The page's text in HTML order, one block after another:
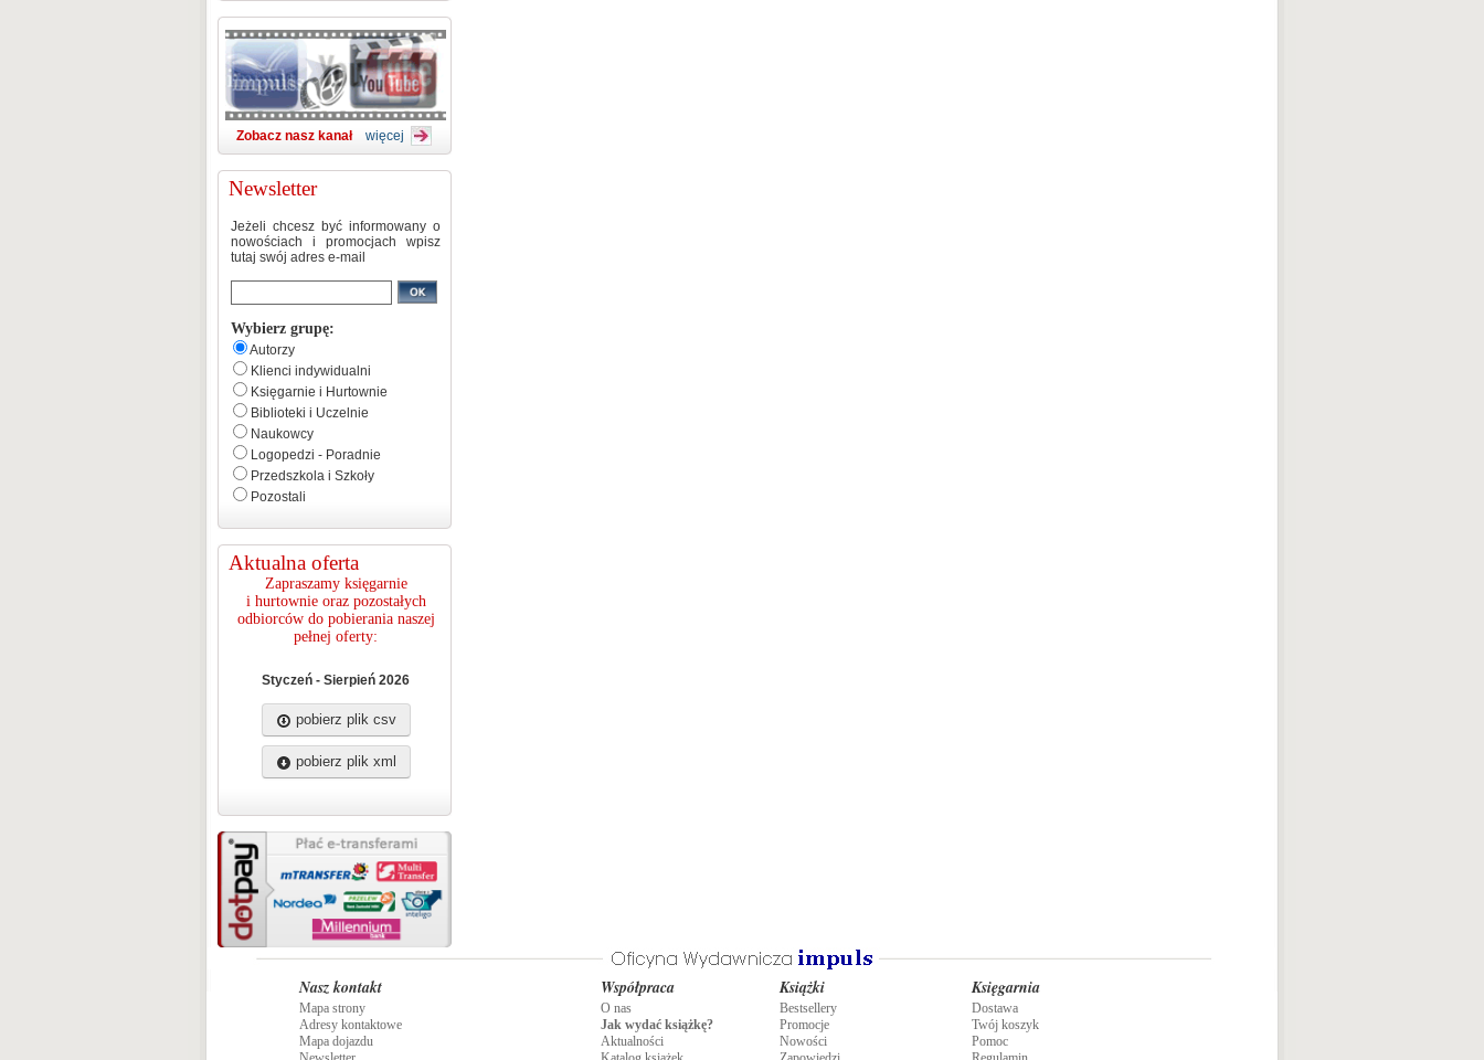
Zobacz nasz kanał więcej
Newsletter
Jeżeli chcesz być informowany o
nowościach i promocjach wpisz
tutaj swój adres e-mail
Wybierz grupę:
Autorzy
Klienci indywidualni
Księgarnie i Hurtownie
Biblioteki i Uczelnie
Naukowcy
Logopedzi - Poradnie
Przedszkola i Szkoły
Pozostali
Aktualna oferta
Zapraszamy księgarnie
i hurtownie oraz pozostałych
odbiorców do pobierania naszej
pełnej oferty:
Styczeń - Sierpień 2026
pobierz plik csv
pobierz plik xml
Nasz kontakt
Mapa strony
Adresy kontaktowe
Mapa dojazdu
Współpraca
O nas
Jak wydać książkę?
Aktualności
Książki
Bestsellery
Promocje
Nowości
Księgarnia
Dostawa
Twój koszyk
Pomoc